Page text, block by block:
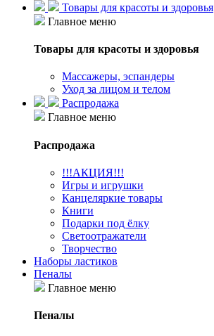
Товары для красоты и здоровья
Главное меню
Товары для красоты и здоровья
Массажеры, эспандеры
Уход за лицом и телом
Распродажа
Главное меню
Распродажа
!!!АКЦИЯ!!!
Игры и игрушки
Канцеляркие товары
Книги
Подарки под ёлку
Светоотражатели
Творчество
Наборы ластиков
Пеналы
Главное меню
Пеналы